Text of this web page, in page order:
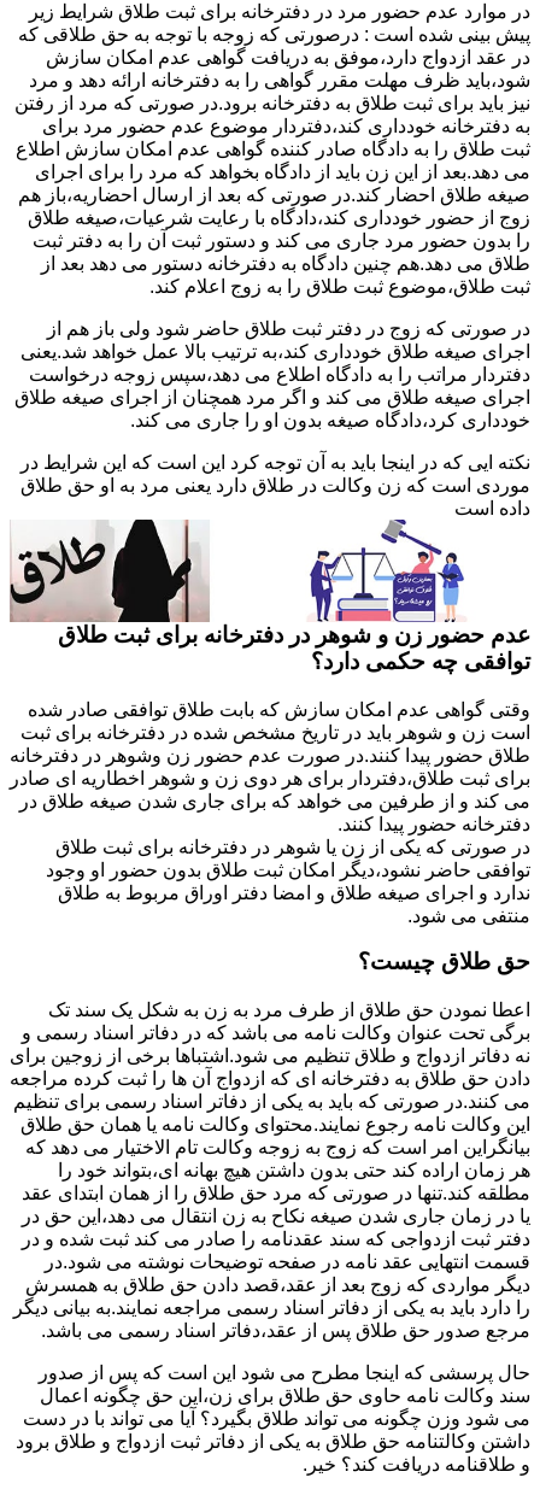
در موارد عدم حضور مرد در دفترخانه برای ثبت طلاق شرایط زیر
پیش بینی شده است : درصورتی که زوجه با توجه به حق طلاقی که
در عقد ازدواج دارد،موفق به دریافت گواهی عدم امکان سازش
شود،باید ظرف مهلت مقرر گواهی را به دفترخانه ارائه دهد و مرد
نیز باید برای ثبت طلاق به دفترخانه برود.در صورتی که مرد از رفتن
به دفترخانه خودداری کند،دفتردار موضوع عدم حضور مرد برای
ثبت طلاق را به دادگاه صادر کننده گواهی عدم امکان سازش اطلاع
می دهد.بعد از این زن باید از دادگاه بخواهد که مرد را برای اجرای
صیغه طلاق احضار کند.در صورتی که بعد از ارسال احضاریه،باز هم
زوج از حضور خودداری کند،دادگاه با رعایت شرعیات،صیغه طلاق
را بدون حضور مرد جاری می کند و دستور ثبت آن را به دفتر ثبت
طلاق می دهد.هم چنین دادگاه به دفترخانه دستور می دهد بعد از
ثبت طلاق،موضوع ثبت طلاق را به زوج اعلام کند.
در صورتی که زوج در دفتر ثبت طلاق حاضر شود ولی باز هم از
اجرای صیغه طلاق خودداری کند،به ترتیب بالا عمل خواهد شد.یعنی
دفتردار مراتب را به دادگاه اطلاع می دهد،سپس زوجه درخواست
اجرای صیغه طلاق می کند و اگر مرد همچنان از اجرای صیغه طلاق
خودداری کرد،دادگاه صیغه بدون او را جاری می کند.
نکته ایی که در اینجا باید به آن توجه کرد این است که این شرایط در
موردی است که زن وکالت در طلاق دارد یعنی مرد به او حق طلاق
داده است
عدم حضور زن و شوهر در دفترخانه برای ثبت طلاق
توافقی چه حکمی دارد؟
وقتی گواهی عدم امکان سازش که بابت طلاق توافقی صادر شده
است زن و شوهر باید در تاریخ مشخص شده در دفترخانه برای ثبت
طلاق حضور پیدا کنند.در صورت عدم حضور زن وشوهر در دفترخانه
برای ثبت طلاق،دفتردار برای هر دوی زن و شوهر اخطاریه ای صادر
می کند و از طرفین می خواهد که برای جاری شدن صیغه طلاق در
دفترخانه حضور پیدا کنند.
در صورتی که یکی از زن یا شوهر در دفترخانه برای ثبت طلاق
توافقی حاضر نشود،دیگر امکان ثبت طلاق بدون حضور او وجود
ندارد و اجرای صیغه طلاق و امضا دفتر اوراق مربوط به طلاق
منتفی می شود.
حق طلاق چیست؟
اعطا نمودن حق طلاق از طرف مرد به زن به شکل یک سند تک
برگی تحت عنوان وکالت نامه می باشد که در دفاتر اسناد رسمی و
نه دفاتر ازدواج و طلاق تنظیم می شود.اشتباها برخی از زوجین برای
دادن حق طلاق به دفترخانه ای که ازدواج آن ها را ثبت کرده مراجعه
می کنند.در صورتی که باید به یکی از دفاتر اسناد رسمی برای تنظیم
این وکالت نامه رجوع نمایند.محتوای وکالت نامه یا همان حق طلاق
بیانگراین امر است که زوج به زوجه وکالت تام الاختیار می دهد که
هر زمان اراده کند حتی بدون داشتن هیچ بهانه ای،بتواند خود را
مطلقه کند.تنها در صورتی که مرد حق طلاق را از همان ابتدای عقد
یا در زمان جاری شدن صیغه نکاح به زن انتقال می دهد،این حق در
دفتر ثبت ازدواجی که سند عقدنامه را صادر می کند ثبت شده و در
قسمت انتهایی عقد نامه در صفحه توضیحات نوشته می شود.در
دیگر مواردی که زوج بعد از عقد،قصد دادن حق طلاق به همسرش
را دارد باید به یکی از دفاتر اسناد رسمی مراجعه نمایند.به بیانی دیگر
مرجع صدور حق طلاق پس از عقد،دفاتر اسناد رسمی می باشد.
حال پرسشی که اینجا مطرح می شود این است که پس از صدور
سند وکالت نامه حاوی حق طلاق برای زن،این حق چگونه اعمال
می شود وزن چگونه می تواند طلاق بگیرد؟ آیا می تواند با در دست
داشتن وکالتنامه حق طلاق به یکی از دفاتر ثبت ازدواج و طلاق برود
و طلاقنامه دریافت کند؟ خیر.